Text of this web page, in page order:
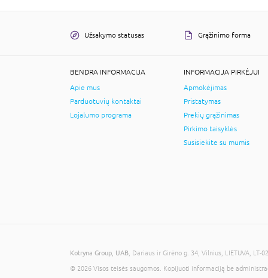
Užsakymo statusas Grąžinimo forma
BENDRA INFORMACIJA
Apie mus
Parduotuvių kontaktai
Lojalumo programa
INFORMACIJA PIRKĖJUI
Apmokėjimas
Pristatymas
Prekių grąžinimas
Pirkimo taisyklės
Susisiekite su mumis
Kotryna Group, UAB , Dariaus ir Girėno g. 34, Vilnius, LIETUVA,
© 2026 Visos teisės saugomos. Kopijuoti informaciją be